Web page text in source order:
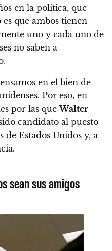
en la política, que
que ambos tienen
uno y cada uno de
no saben a
en el bien de
Por eso, en
por las queWalter
candidato al puesto
de Estados Unidos y, a
sean sus amigos